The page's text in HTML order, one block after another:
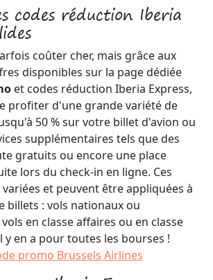
codes réduction Iberia
coûter cher, mais grâce aux
disponibles sur la page dédiée
et codes réduction Iberia Express,
profiter d'une grande variété de
50 % sur votre billet d'avion ou
supplémentaires tels que des
gratuits ou encore une place
lors du check-in en ligne. Ces
et peuvent être appliquées à
billets : vols nationaux ou
en classe affaires ou en classe
en a pour toutes les bourses !
promo Brussels Airlines